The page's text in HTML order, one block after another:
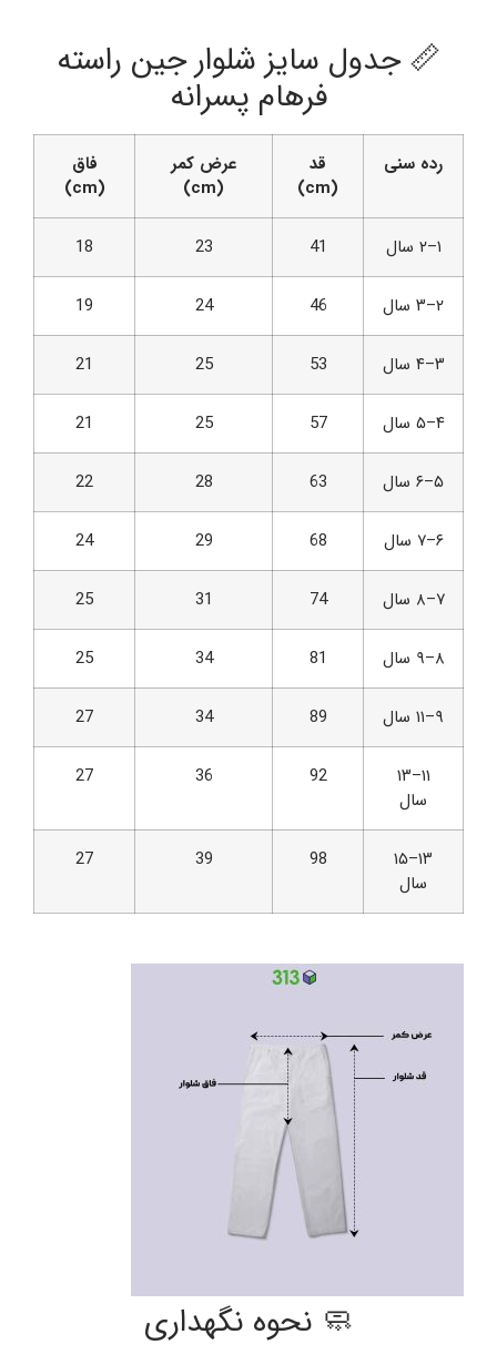
📏 جدول سایز شلوار جین راسته
فرهام پسرانه
رده سنی
قد
(cm)
عرض کمر
(cm)
فاق
(cm)
۱–۲ سال 41
23
18
۲–۳ سال 46
24
19
۳–۴ سال 53
25
21
۴–۵ سال 57
25
21
۵–۶ سال 63
28
22
۶–۷ سال 68
29
24
۷–۸ سال 74
31
25
۸–۹ سال 81
34
25
۹–۱۱ سال 89
34
27
۱۱–۱۳
سال
92
36
27
۱۳–۱۵
سال
98
39
27
🧼 نحوه نگهداری